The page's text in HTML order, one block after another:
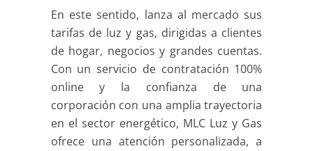
En este sentido, lanza al mercado sus
tarifas de luz y gas, dirigidas a clientes
de hogar, negocios y grandes cuentas.
Con un servicio de contratación 100%
online y la confianza de una
corporación con una amplia trayectoria
en el sector energético, MLC Luz y Gas
ofrece una atención personalizada, a